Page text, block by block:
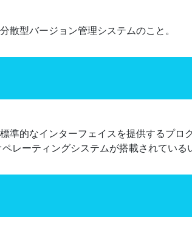
型バージョン管理システムのこと。
準的なインターフェイスを提供するプロ
レーティングシステムが搭載されている